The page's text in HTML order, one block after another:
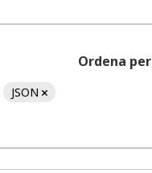
Ordena per
JSON